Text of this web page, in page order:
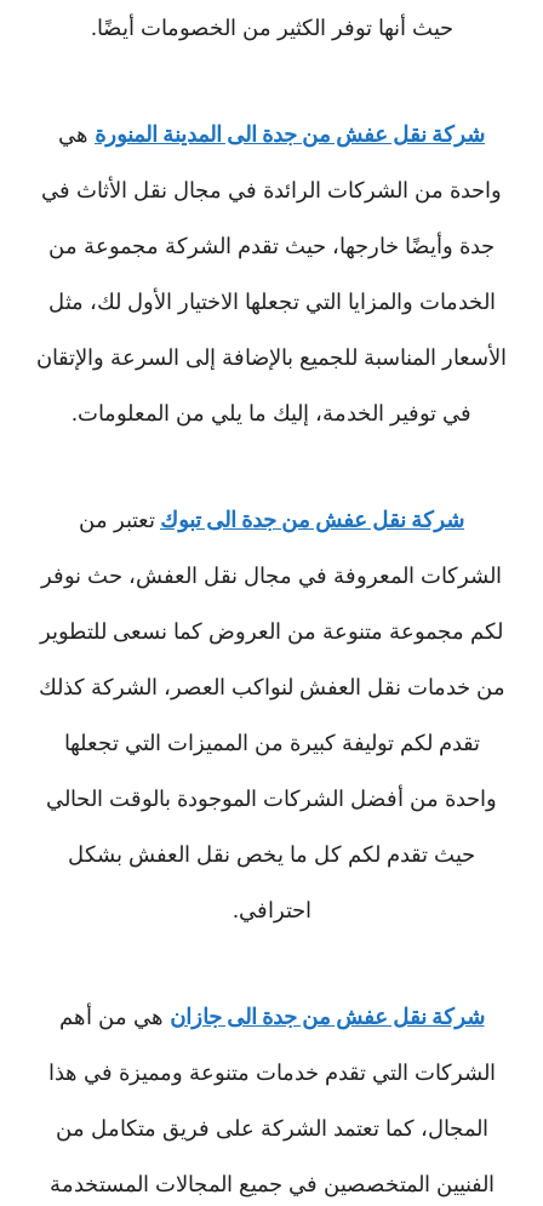
حيث أنها توفر الكثير من الخصومات أيضًا.
شركة نقل عفش من جدة الى المدينة المنورة هي
واحدة من الشركات الرائدة في مجال نقل الأثاث في
جدة وأيضًا خارجها، حيث تقدم الشركة مجموعة من
الخدمات والمزايا التي تجعلها الاختيار الأول لك، مثل
الأسعار المناسبة للجميع بالإضافة إلى السرعة والإتقان
في توفير الخدمة، إليك ما يلي من المعلومات.
شركة نقل عفش من جدة الى تبوك تعتبر من
الشركات المعروفة في مجال نقل العفش، حث نوفر
لكم مجموعة متنوعة من العروض كما نسعى للتطوير
من خدمات نقل العفش لنواكب العصر، الشركة كذلك
تقدم لكم توليفة كبيرة من المميزات التي تجعلها
واحدة من أفضل الشركات الموجودة بالوقت الحالي
حيث تقدم لكم كل ما يخص نقل العفش بشكل
احترافي.
شركة نقل عفش من جدة الى جازان هي من أهم
الشركات التي تقدم خدمات متنوعة ومميزة في هذا
المجال، كما تعتمد الشركة على فريق متكامل من
الفنيين المتخصصين في جميع المجالات المستخدمة